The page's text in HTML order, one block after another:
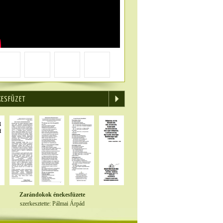
Zarándokok énekesfüzete
szerkesztette: Pálmai Árpád